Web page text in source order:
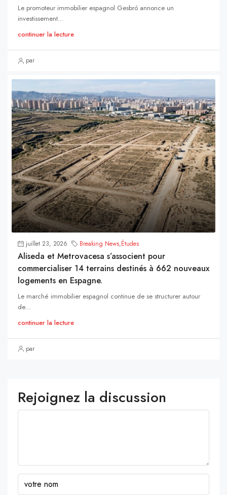
Le promoteur immobilier espagnol Gesbró annonce un
investissement...
continuer la lecture
par
juillet 23, 2026 Breaking News,Études
Aliseda et Metrovacesa s’associent pour
commercialiser 14 terrains destinés à 662 nouveaux
logements en Espagne.
Le marché immobilier espagnol continue de se structurer autour
de...
continuer la lecture
par
Rejoignez la discussion